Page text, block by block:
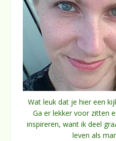
Wat leuk dat je hier een
Ga er lekker voor zitten
inspireren, want ik deel
leven als